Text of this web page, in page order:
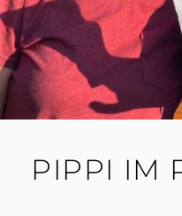
PIPPI IM